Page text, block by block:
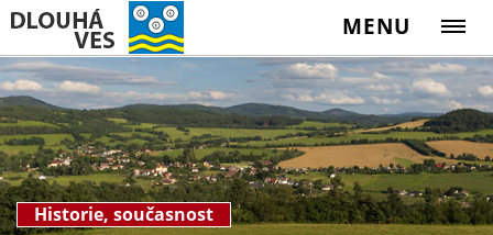
MENU
Historie, současnost